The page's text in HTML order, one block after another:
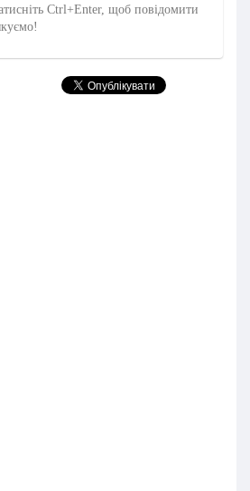
Ctrl+Enter, щоб повідомити